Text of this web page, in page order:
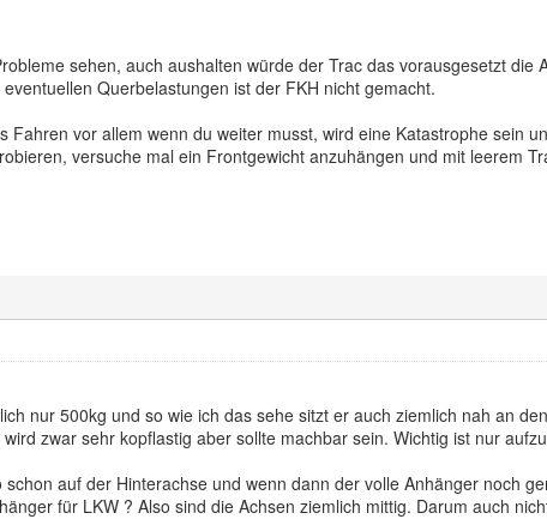
sehen, auch aushalten würde der Trac das vorausgesetzt die
Querbelastungen ist der FKH nicht gemacht.
Fahren vor allem wenn du weiter musst, wird eine Katastrophe sein
versuche mal ein Frontgewicht anzuhängen und mit leerem
nur 500kg und so wie ich das sehe sitzt er auch ziemlich nah an
zwar sehr kopflastig aber sollte machbar sein. Wichtig ist nur
auf der Hinterachse und wenn dann der volle Anhänger noch
für LKW ? Also sind die Achsen ziemlich mittig. Darum auch